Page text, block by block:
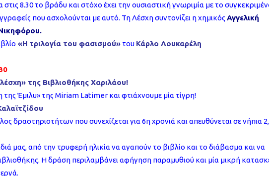
8.30 το βράδυ και στόχο έχει την ουσιαστική γνωριμία με το
που ασχολούνται με αυτό. Τη Λέσχη συντονίζει η χημικός Αγγελική
«Η τριλογία του φασισμού» του Κάρλο Λουκαρέλη
της Βιβλιοθήκης Χαριλάου!
της Έμιλυ» της Miriam Latimer και φτιάχνουμε μία τίγρη!
δραστηριοτήτων που συνεχίζεται για 6η χρονιά και απευθύνεται σε νήπια
μας, από την τρυφερή ηλικία να αγαπούν το βιβλίο και το διάβασμα και να
Η δράση περιλαμβάνει αφήγηση παραμυθιού και μία μικρή